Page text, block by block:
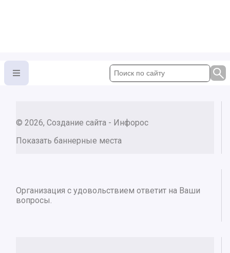
© 2026, Создание сайта - Инфорос
Показать баннерные места
Организация с удовольствием ответит на Ваши
вопросы.